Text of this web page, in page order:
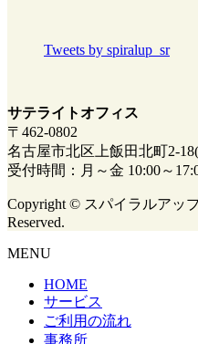
Tweets by spiralup_sr
サテライトオフィス
〒462-0802
名古屋市北区上飯田北町2-
受付時間：月～金 10:00～
Copyright © スパイラルアッ
Reserved.
MENU
HOME
サービス
ご利用の流れ
事務所